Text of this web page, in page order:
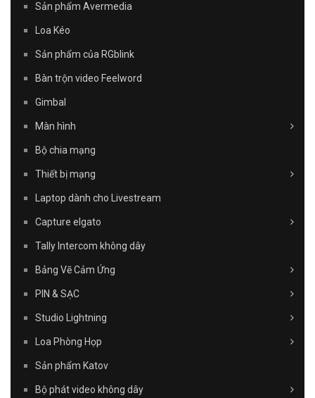
Sản phẩm Avermedia
Loa Kéo
Sản phẩm của RGblink
Bàn trộn video Feelword
Gimbal
Màn hình
Bộ chia mạng
Thiết bị mạng
Laptop dành cho Livestream
Capture elgato
Tally Intercom không dây
Bảng Vẽ Cảm Ứng
PIN & SẠC
Studio Lightning
Loa Phòng Họp
Sản phẩm Katov
Bộ phát video không dây